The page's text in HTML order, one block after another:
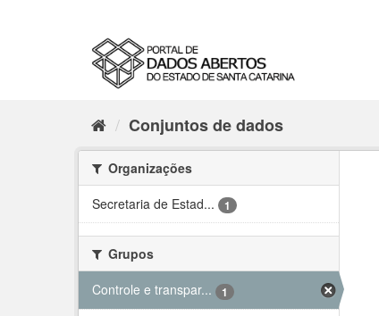
Conjuntos de dados
Organizações
Secretaria de Estad...
1
Grupos
Controle e transpar...
1